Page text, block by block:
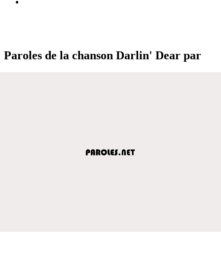
Paroles de la chanson Darlin' Dear par